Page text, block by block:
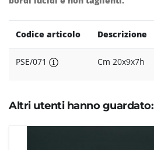
Codice articolo Descrizione
PSE/071 Cm 20x9x7h
Altri utenti hanno guardato: